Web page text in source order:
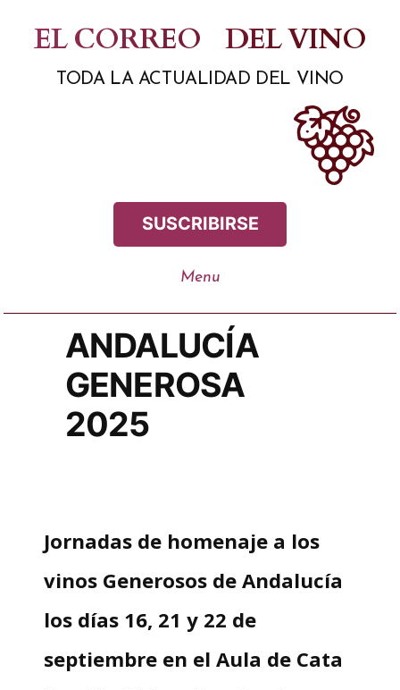
contenido
EL CORREO DEL VINO
TODA LA ACTUALIDAD DEL VINO
SUSCRIBIRSE
ANDALUCÍA
GENEROSA
2025
Jornadas de homenaje a los
vinos Generosos de Andalucía
los días 16, 21 y 22 de
septiembre en el Aula de Cata